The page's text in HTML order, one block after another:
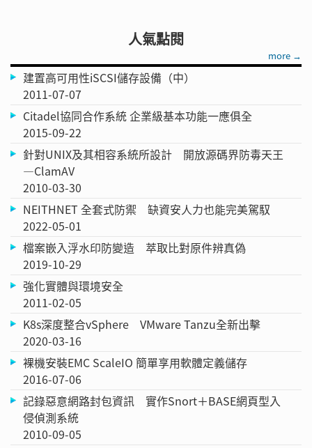
人氣點閱
more →
建置高可用性iSCSI儲存設備（中）
2011-07-07
Citadel協同合作系統 企業級基本功能一應俱全
2015-09-22
針對UNIX及其相容系統所設計 開放源碼界防毒天王
—ClamAV
2010-03-30
NEITHNET 全套式防禦 缺資安人力也能完美駕馭
2022-05-01
檔案嵌入浮水印防變造 萃取比對原件辨真偽
2019-10-29
強化實體與環境安全
2011-02-05
K8s深度整合vSphere VMware Tanzu全新出擊
2020-03-16
裸機安裝EMC ScaleIO 簡單享用軟體定義儲存
2016-07-06
記錄惡意網路封包資訊 實作Snort＋BASE網頁型入
侵偵測系統
2010-09-05